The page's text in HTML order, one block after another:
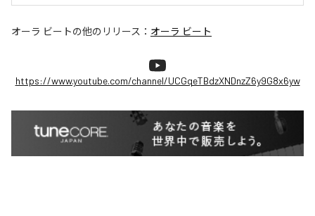
オーラ ビートの他のリリース： オーラ ビート
https://www.youtube.com/channel/UCGqeTBdzXNDnzZ6y9G8x6yw